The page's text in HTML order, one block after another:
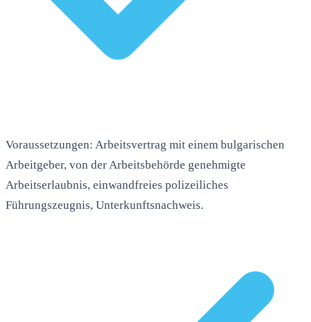
Voraussetzungen: Arbeitsvertrag mit einem bulgarischen
Arbeitgeber, von der Arbeitsbehörde genehmigte
Arbeitserlaubnis, einwandfreies polizeiliches
Führungszeugnis, Unterkunftsnachweis.